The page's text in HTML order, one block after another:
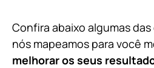
Confira abaixo algumas
nós mapeamos para você
melhorar os seus